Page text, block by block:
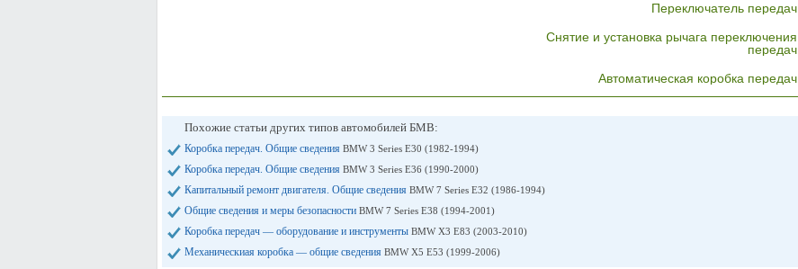
Переключатель передач
Снятие и установка рычага переключения
передач
Автоматическая коробка передач
Похожие статьи других типов автомобилей БМВ:
Коробка передач. Общие сведения BMW 3 Series E30 (1982-1994)
Коробка передач. Общие сведения BMW 3 Series E36 (1990-2000)
Капитальный ремонт двигателя. Общие сведения BMW 7 Series E32 (1986-1994)
Общие сведения и меры безопасности BMW 7 Series E38 (1994-2001)
Коробка передач — оборудование и инструменты BMW X3 E83 (2003-2010)
Механическиая коробка — общие сведения BMW X5 E53 (1999-2006)